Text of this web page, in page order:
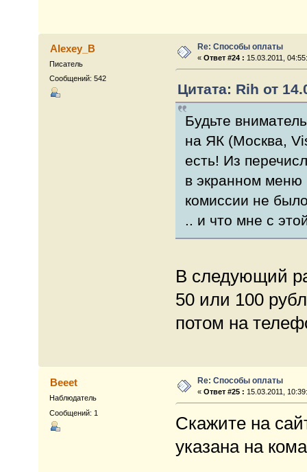
Alexey_B
Писатель
Сообщений: 542
Re: Способы оплаты
«Ответ #24 : 15.03.2011,
Цитата: Rih от
Будьте
на ЯК (Москва,
есть! Из
в экранном меню
комиссии не
.. и что мне с
В следующий
50 или 100
потом на
Beeet
Наблюдатель
Сообщений: 1
Re: Способы оплаты
«Ответ #25 : 15.03.2011,
Скажите на
указана на